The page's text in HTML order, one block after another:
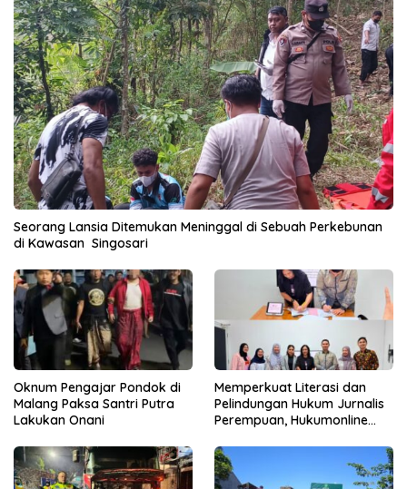
Seorang Lansia Ditemukan Meninggal di Sebuah Perkebunan
di Kawasan Singosari
Oknum Pengajar Pondok di
Malang Paksa Santri Putra
Lakukan Onani
Memperkuat Literasi dan
Pelindungan Hukum Jurnalis
Perempuan, Hukumonline
Gratis